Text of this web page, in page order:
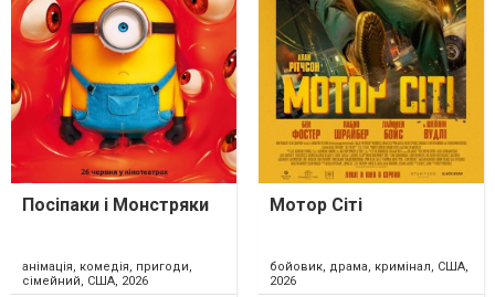
Посіпаки і Монстряки
анімація, комедія, пригоди,
сімейний, США, 2026
Мотор Сіті
бойовик, драма, кримінал, США,
2026